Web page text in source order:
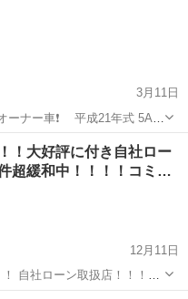
3月11日
成21年式 5AT
ブレコーダー 純正キセノ...
！大好評に付き自社ロー
超緩和中！！！！コミ…
12月11日
ど